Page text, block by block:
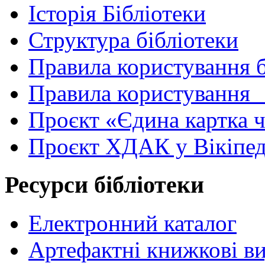
Історія Бібліотеки
Структура бібліотеки
Правила користування
Правила
Проєкт «Єдина картка
Проєкт ХДАК у
Ресурси бібліотеки
Електронний каталог
Артефактні книжкові